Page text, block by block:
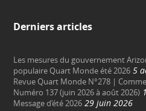
Derniers articles
Les mesures du gouvernement
populaire Quart Monde été 2026 5
Revue Quart Monde N°278 |
Numéro 137 (juin 2026 à août 2026)
Message d’été 2026 29 juin 2026